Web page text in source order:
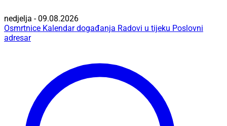
nedjelja - 09.08.2026
Osmrtnice Kalendar događanja Radovi u tijeku Poslovni
adresar